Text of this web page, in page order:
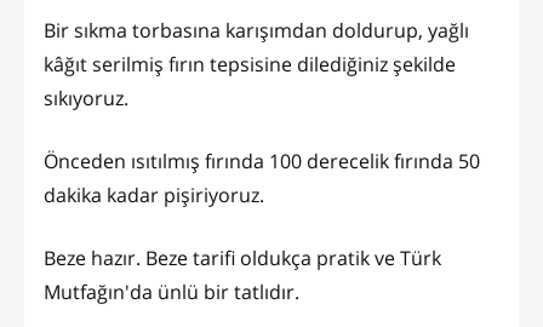
Bir sıkma torbasına karışımdan doldurup, yağlı
kâğıt serilmiş fırın tepsisine dilediğiniz şekilde
sıkıyoruz.
Önceden ısıtılmış fırında 100 derecelik fırında 50
dakika kadar pişiriyoruz.
Beze hazır. Beze tarifi oldukça pratik ve Türk
Mutfağın'da ünlü bir tatlıdır.